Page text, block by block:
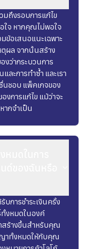
มถึงรอบการแก้ไข
ใจ หากคุณไม่พอใจ
ข้อเสนอแนะเฉพาะ
ตุผล จากนั้นสร้าง
งว่ากระบวนการ
ะการทำซ้ำ และเรา
ชอบ แพ็คเกจของ
งการแก้ไข แม้ว่าจะ
ากจำเป็น
บการชำระเงินครั้ง
งหมดในองค์
ร้างขึ้นสำหรับคุณ
าทั้งหมดให้กับคุณ